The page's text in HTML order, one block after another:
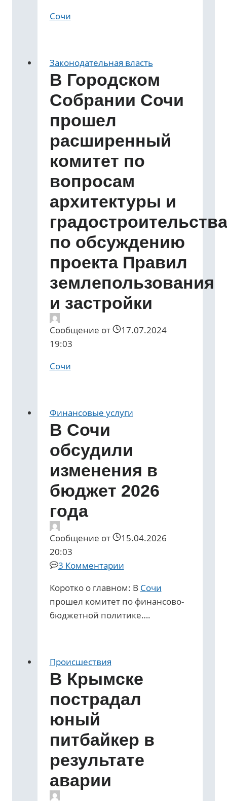
Сочи
Законодательная власть
В Городском
Собрании Сочи
прошел
расширенный
комитет по
вопросам
архитектуры и
градостроительства
по обсуждению
проекта Правил
землепользования
и застройки
Сообщение от
17.07.2024
19:03
Сочи
Финансовые услуги
В Сочи
обсудили
изменения в
бюджет 2026
года
Сообщение от
15.04.2026
20:03
3 Комментарии
Коротко о главном: В Сочи
прошел комитет по финансово-
бюджетной политике….
Происшествия
В Крымске
пострадал
юный
питбайкер в
результате
аварии